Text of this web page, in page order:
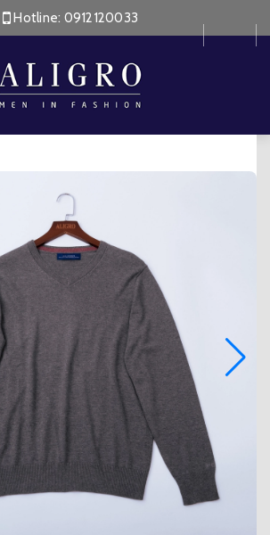
Hotline: 0912120033